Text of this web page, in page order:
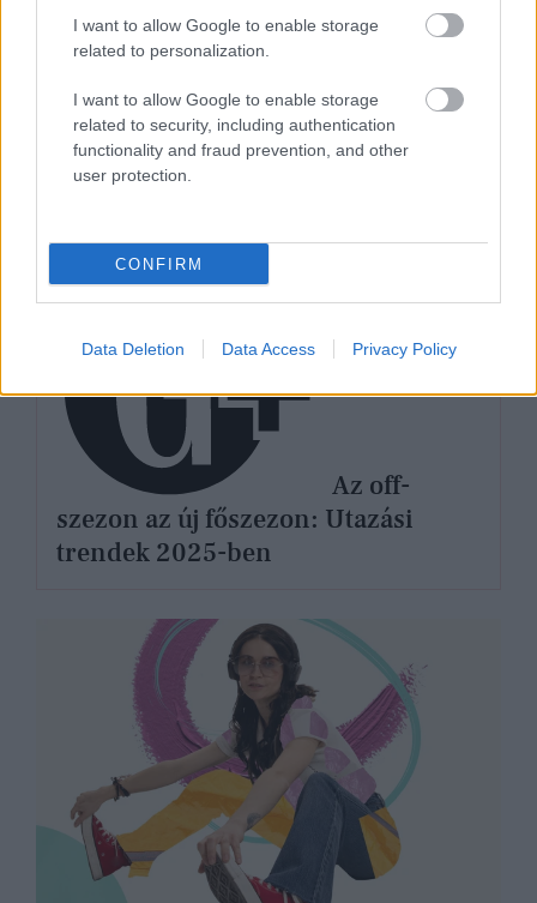
I want to allow Google to enable storage
related to personalization.
I want to allow Google to enable storage
related to security, including authentication
functionality and fraud prevention, and other
user protection.
CONFIRM
Data Deletion Data Access Privacy Policy
ÉLETMÓD
szezon az új főszezon: Utazási
trendek 2025-ben